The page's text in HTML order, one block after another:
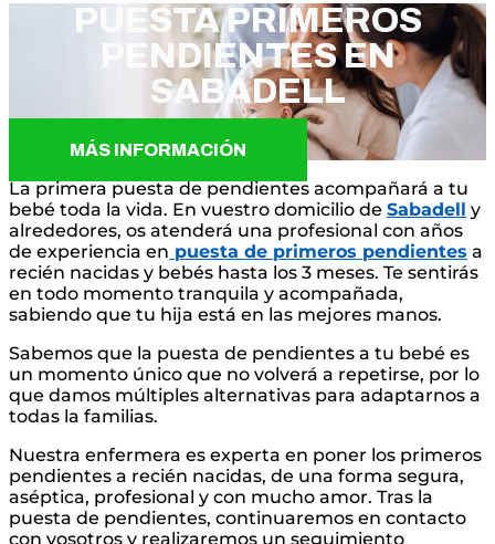
PUESTA PRIMEROS
PENDIENTES EN
SABADELL
MÁS INFORMACIÓN
La primera puesta de pendientes acompañará a tu
bebé toda la vida. En vuestro domicilio de Sabadell y
alrededores, os atenderá una profesional con años
de experiencia en puesta de primeros pendientes a
recién nacidas y bebés hasta los 3 meses. Te sentirás
en todo momento tranquila y acompañada,
sabiendo que tu hija está en las mejores manos.
Sabemos que la puesta de pendientes a tu bebé es
un momento único que no volverá a repetirse, por lo
que damos múltiples alternativas para adaptarnos a
todas la familias.
Nuestra enfermera es experta en poner los primeros
pendientes a recién nacidas, de una forma segura,
aséptica, profesional y con mucho amor. Tras la
puesta de pendientes, continuaremos en contacto
con vosotros y realizaremos un seguimiento